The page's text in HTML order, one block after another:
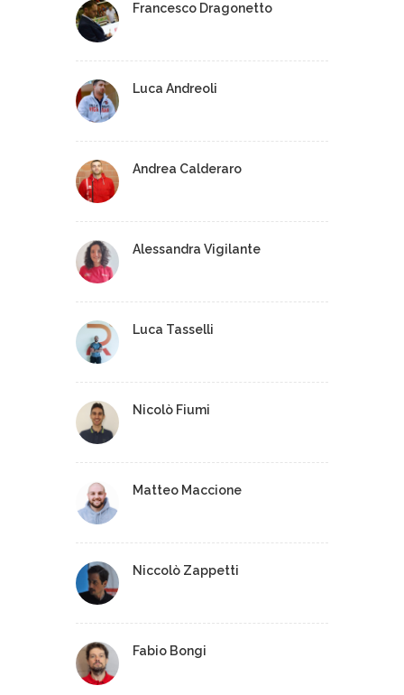
Francesco Dragonetto
Luca Andreoli
Andrea Calderaro
Alessandra Vigilante
Luca Tasselli
Nicolò Fiumi
Matteo Maccione
Niccolò Zappetti
Fabio Bongi